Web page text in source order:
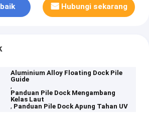
Hubungi sekarang
Aluminium Alloy Floating Dock Pile
Guide
,
Panduan Pile Dock Mengambang
Kelas Laut
, Panduan Pile Dock Apung Tahan UV